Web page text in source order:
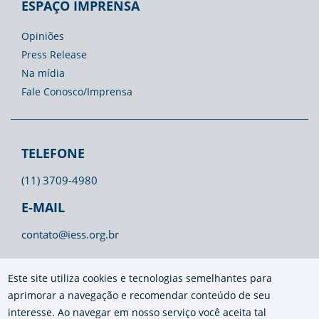
Este site utiliza cookies e tecnologias semelhantes para
aprimorar a navegação e recomendar conteúdo de seu
interesse. Ao navegar em nosso serviço você aceita tal
ESPAÇO IMPRENSA
Opiniões
Press Release
Na mídia
Fale Conosco/Imprensa
TELEFONE
(11) 3709-4980
E-MAIL
contato@iess.org.br